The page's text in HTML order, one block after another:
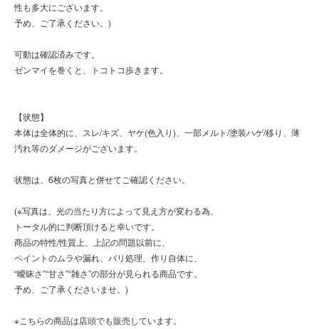
性も多大にございます。
予め、ご了承ください。)
可動は確認済みです。
ゼンマイを巻くと、トコトコ歩きます。
【状態】
本体は全体的に、スレ/キズ、ヤケ(色入り)、一部メルト/塗装ハゲ/移り、薄
汚れ等のダメージがございます。
状態は、6枚の写真と併せてご確認ください。
(※写真は、光の当たり方によって見え方が変わる為、
トータル的に判断頂けると幸いです。
商品の特性/性質上、上記の問題以前に、
ペイントのムラや漏れ、バリ処理、作り自体に、
“曖昧さ”“甘さ”“雑さ”の部分が見られる商品です。
予め、ご了承くださいませ。)
※こちらの商品は店頭でも販売しています。